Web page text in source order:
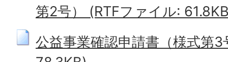
第2号） (RTFファイル:
公益事業確認申請書（様式第